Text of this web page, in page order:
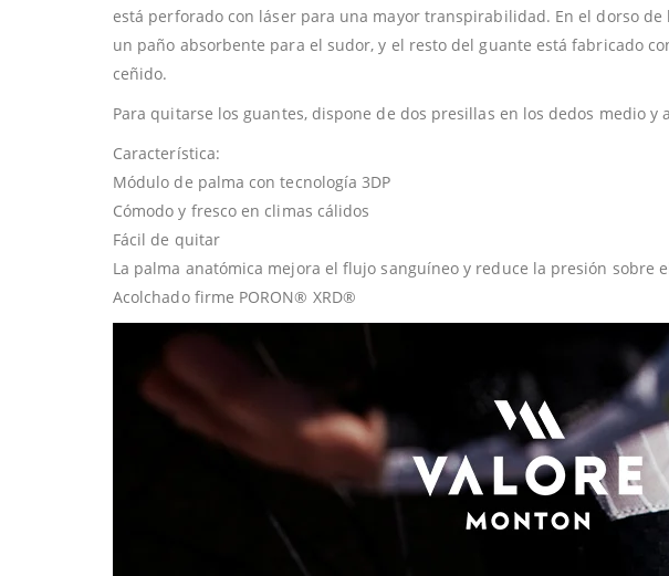
está perforado con láser para una mayor transpirabilidad. En el dorso
un paño absorbente para el sudor, y el resto del guante está fabricado
ceñido.
Para quitarse los guantes, dispone de dos presillas en los dedos medio y
Característica:
Módulo de palma con tecnología 3DP
Cómodo y fresco en climas cálidos
Fácil de quitar
La palma anatómica mejora el flujo sanguíneo y reduce la presión sobre
Acolchado firme PORON® XRD®